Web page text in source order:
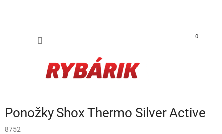
0
Ponožky Shox Thermo Silver Active
8752